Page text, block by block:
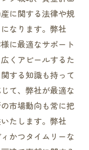
に関する法律や規
なります。弊社
に最適なサポート
くアピールするた
する知識も持って
て、弊社が最適な
市場動向も常に把
たします。弊社
かつタイムリーな